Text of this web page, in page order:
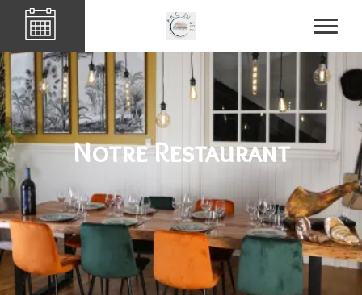
Notre Restaurant